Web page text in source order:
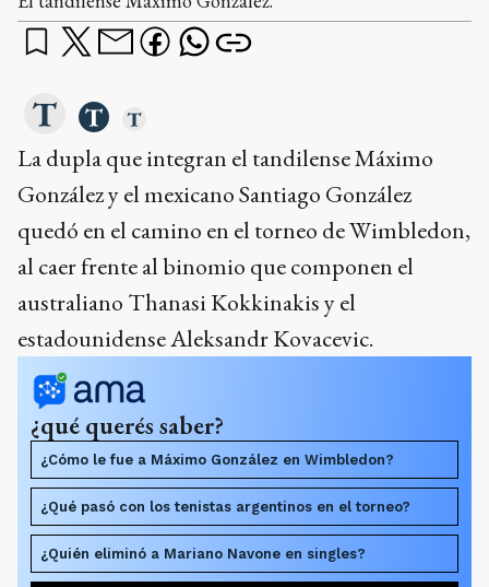
La dupla que integran el tandilense Máximo
González y el mexicano Santiago González
quedó en el camino en el torneo de Wimbledon,
al caer frente al binomio que componen el
australiano Thanasi Kokkinakis y el
estadounidense Aleksandr Kovacevic.
¿qué querés saber?
¿Cómo le fue a Máximo González en Wimbledon?
¿Qué pasó con los tenistas argentinos en el torneo?
¿Quién eliminó a Mariano Navone en singles?